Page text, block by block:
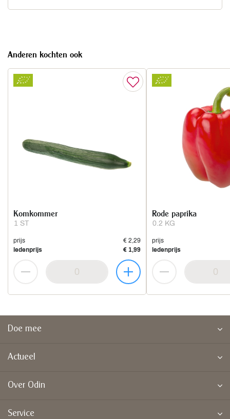
Anderen kochten ook
1 ST
Komkommer
prijs
€ 2,29
ledenprijs
€ 1,99
0.2 KG
Rode paprika
prijs
ledenprijs
Doe mee
Actueel
Over Odin
Service